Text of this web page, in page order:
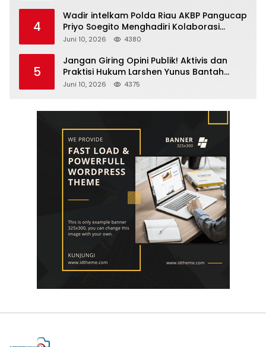
4
Wadir intelkam Polda Riau AKBP Pangucap
Priyo Soegito Menghadiri Kolaborasi
Selamatkan Lingkungan Cegah Karhutla
Juni 10, 2026 4380
5
Jangan Giring Opini Publik! Aktivis dan
Praktisi Hukum Larshen Yunus Bantah
Tuduhan Soal Gelar Profesor Sufmi Dasco
Juni 10, 2026 4375